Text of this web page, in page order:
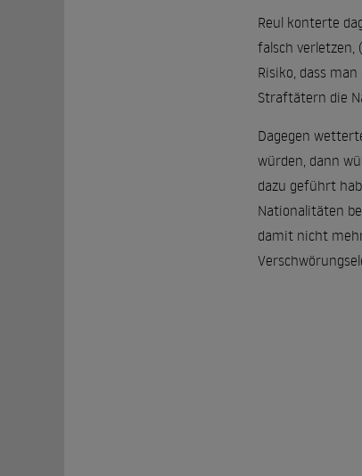
Reul konterte
falsch verletzen,
Risiko, dass
Straftätern die
Dagegen
würden, dann
dazu geführt
Nationalitäten
damit nicht